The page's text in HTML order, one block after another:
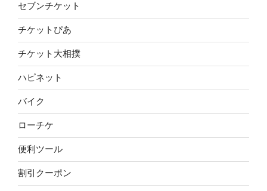
セブンチケット
チケットぴあ
チケット大相撲
ハピネット
バイク
ローチケ
便利ツール
割引クーポン